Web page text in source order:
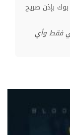
بإذن صريح
فقط وأي